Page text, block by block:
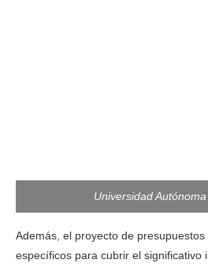
Universidad
Además, el proyecto de
específicos para cubrir el significativo